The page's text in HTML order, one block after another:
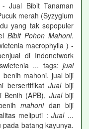
- Jual Bibit Tanaman
merah (Syzygium
yang tak sepopuler
Bibit Pohon Mahoni.
macrophylla ) -
di Indonetwork
... tags:jual
benih mahoni. jual biji
bersertifikat Jualbiji
Benih (APB), Jualbiji
mahonidan biji
meliputi :Jual...
batang kayunya.